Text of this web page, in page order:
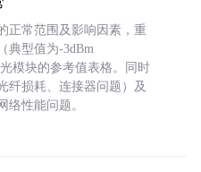
正常范围及影响因素，重
典型值为-3dBm
模块的参考值表格。同时
纤损耗、连接器问题）及
络性能问题。